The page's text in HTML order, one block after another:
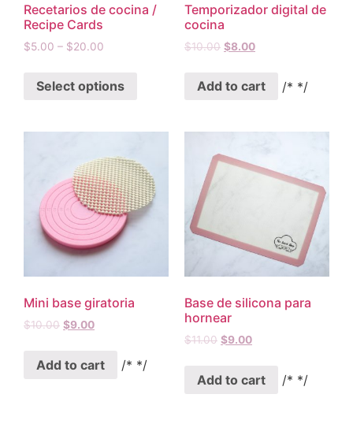
Recetarios de cocina /
Recipe Cards
$5.00 – $20.00
Select options
Temporizador digital de
cocina
$10.00 $8.00
Add to cart /* */
Mini base giratoria
$10.00 $9.00
Add to cart /* */
Base de silicona para
hornear
$11.00 $9.00
Add to cart /* */